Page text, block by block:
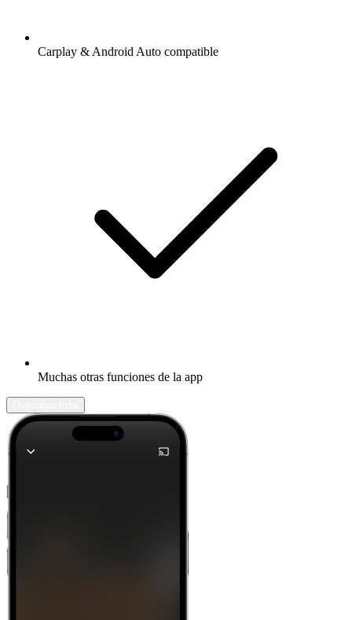
Carplay & Android Auto compatible
Muchas otras funciones de la app